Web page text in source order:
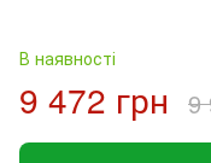
В наявності
9 472 грн 9